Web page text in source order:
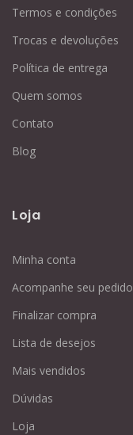
Termos e condições
Trocas e devoluções
Política de entrega
Quem somos
Contato
Blog
Loja
Minha conta
Acompanhe seu pedido
Finalizar compra
Lista de desejos
Mais vendidos
Dúvidas
Loja